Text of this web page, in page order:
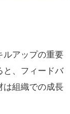
ルアップの重要
と、フィードバ
は組織での成長